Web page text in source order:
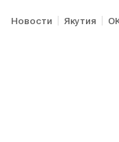
Новости Якутия